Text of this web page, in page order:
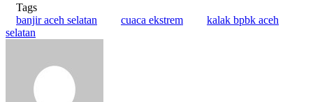
Tags
banjir aceh selatan
cuaca ekstrem
kalak bpbk aceh
selatan